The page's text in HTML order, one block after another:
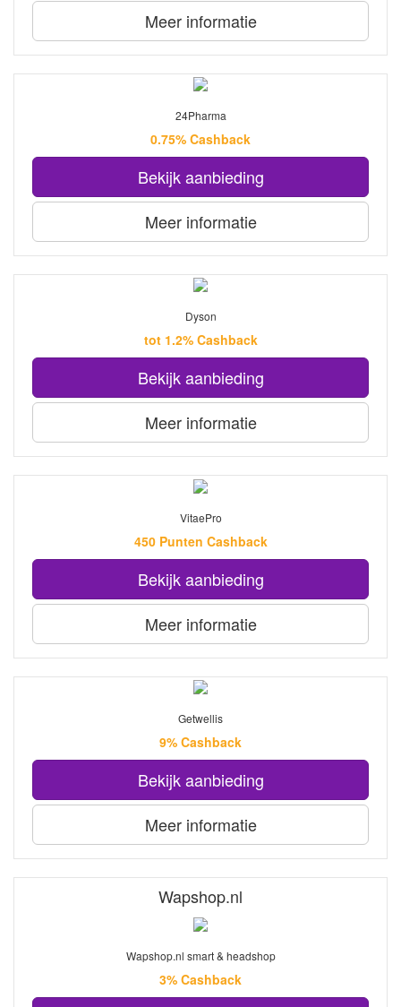
Meer informatie
24Pharma
0.75% Cashback
Bekijk aanbieding
Meer informatie
Dyson
tot 1.2% Cashback
Bekijk aanbieding
Meer informatie
VitaePro
450 Punten Cashback
Bekijk aanbieding
Meer informatie
Getwellis
9% Cashback
Bekijk aanbieding
Meer informatie
Wapshop.nl
Wapshop.nl smart & headshop
3% Cashback